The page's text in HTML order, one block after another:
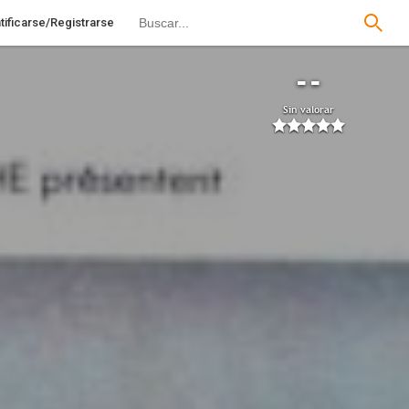
Registrarse
--
Sin valorar